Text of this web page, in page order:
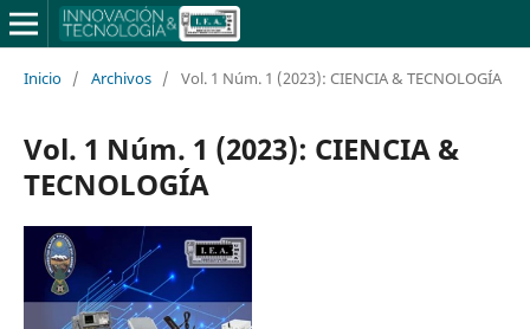
Inicio / Archivos / Vol. 1 Núm. 1 (2023): CIENCIA & TECNOLOGÍA
Vol. 1 Núm. 1 (2023): CIENCIA &
TECNOLOGÍA